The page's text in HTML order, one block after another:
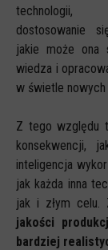
technologii,
dostosowanie
jakie może ona
wiedza i
w świetle
Z tego względu
konsekwencji,
inteligencja
jak każda inna
jak i złym celu.
jakości
bardziej